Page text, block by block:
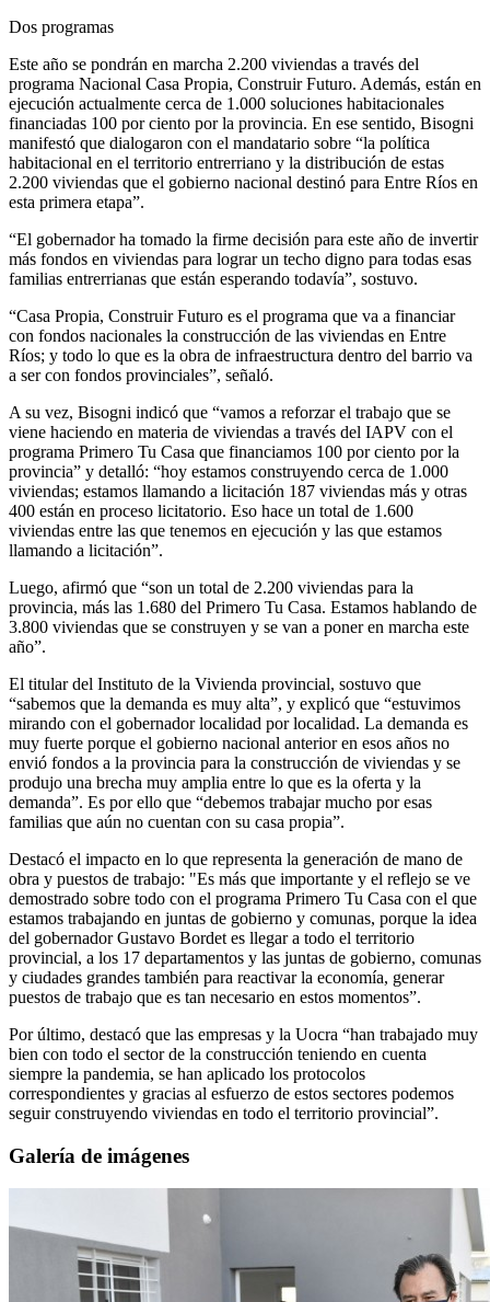
Dos programas
Este año se pondrán en marcha 2.200 viviendas a través del
programa Nacional Casa Propia, Construir Futuro. Además, están en
ejecución actualmente cerca de 1.000 soluciones habitacionales
financiadas 100 por ciento por la provincia. En ese sentido, Bisogni
manifestó que dialogaron con el mandatario sobre “la política
habitacional en el territorio entrerriano y la distribución de estas
2.200 viviendas que el gobierno nacional destinó para Entre Ríos en
esta primera etapa”.
“El gobernador ha tomado la firme decisión para este año de invertir
más fondos en viviendas para lograr un techo digno para todas esas
familias entrerrianas que están esperando todavía”, sostuvo.
“Casa Propia, Construir Futuro es el programa que va a financiar
con fondos nacionales la construcción de las viviendas en Entre
Ríos; y todo lo que es la obra de infraestructura dentro del barrio va
a ser con fondos provinciales”, señaló.
A su vez, Bisogni indicó que “vamos a reforzar el trabajo que se
viene haciendo en materia de viviendas a través del IAPV con el
programa Primero Tu Casa que financiamos 100 por ciento por la
provincia” y detalló: “hoy estamos construyendo cerca de 1.000
viviendas; estamos llamando a licitación 187 viviendas más y otras
400 están en proceso licitatorio. Eso hace un total de 1.600
viviendas entre las que tenemos en ejecución y las que estamos
llamando a licitación”.
Luego, afirmó que “son un total de 2.200 viviendas para la
provincia, más las 1.680 del Primero Tu Casa. Estamos hablando de
3.800 viviendas que se construyen y se van a poner en marcha este
año”.
El titular del Instituto de la Vivienda provincial, sostuvo que
“sabemos que la demanda es muy alta”, y explicó que “estuvimos
mirando con el gobernador localidad por localidad. La demanda es
muy fuerte porque el gobierno nacional anterior en esos años no
envió fondos a la provincia para la construcción de viviendas y se
produjo una brecha muy amplia entre lo que es la oferta y la
demanda”. Es por ello que “debemos trabajar mucho por esas
familias que aún no cuentan con su casa propia”.
Destacó el impacto en lo que representa la generación de mano de
obra y puestos de trabajo: "Es más que importante y el reflejo se ve
demostrado sobre todo con el programa Primero Tu Casa con el que
estamos trabajando en juntas de gobierno y comunas, porque la idea
del gobernador Gustavo Bordet es llegar a todo el territorio
provincial, a los 17 departamentos y las juntas de gobierno, comunas
y ciudades grandes también para reactivar la economía, generar
puestos de trabajo que es tan necesario en estos momentos”.
Por último, destacó que las empresas y la Uocra “han trabajado muy
bien con todo el sector de la construcción teniendo en cuenta
siempre la pandemia, se han aplicado los protocolos
correspondientes y gracias al esfuerzo de estos sectores podemos
seguir construyendo viviendas en todo el territorio provincial”.
Galería de imágenes